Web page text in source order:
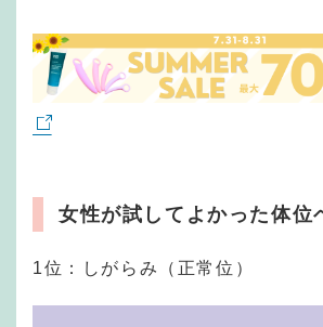
女性が試してよかった体位
1位：しがらみ（正常位）